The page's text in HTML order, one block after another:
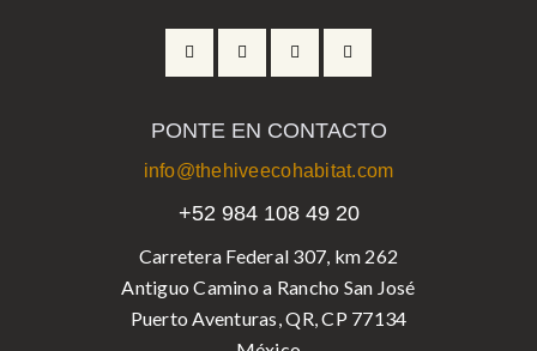
PONTE EN CONTACTO
info@thehiveecohabitat.com
+52 984 108 49 20
Carretera Federal 307, km 262
Antiguo Camino a Rancho San José
Puerto Aventuras, QR, CP 77134